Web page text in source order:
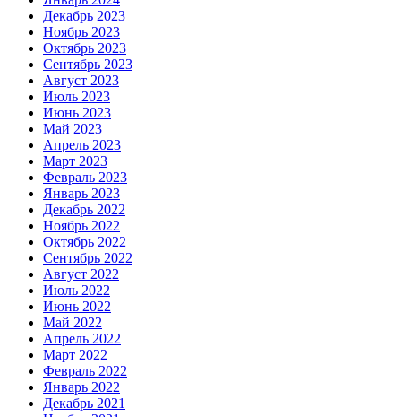
Декабрь 2023
Ноябрь 2023
Октябрь 2023
Сентябрь 2023
Август 2023
Июль 2023
Июнь 2023
Май 2023
Апрель 2023
Март 2023
Февраль 2023
Январь 2023
Декабрь 2022
Ноябрь 2022
Октябрь 2022
Сентябрь 2022
Август 2022
Июль 2022
Июнь 2022
Май 2022
Апрель 2022
Март 2022
Февраль 2022
Январь 2022
Декабрь 2021